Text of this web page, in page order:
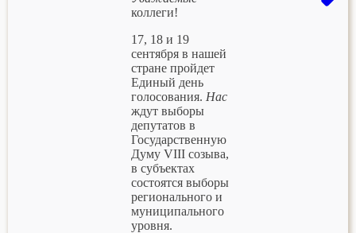
коллеги!
17, 18 и 19
сентября в нашей
стране пройдет
Единый день
голосования. Нас
ждут выборы
депутатов в
Государственную
Думу VIII созыва,
в субъектах
состоятся выборы
регионального и
муниципального
уровня.